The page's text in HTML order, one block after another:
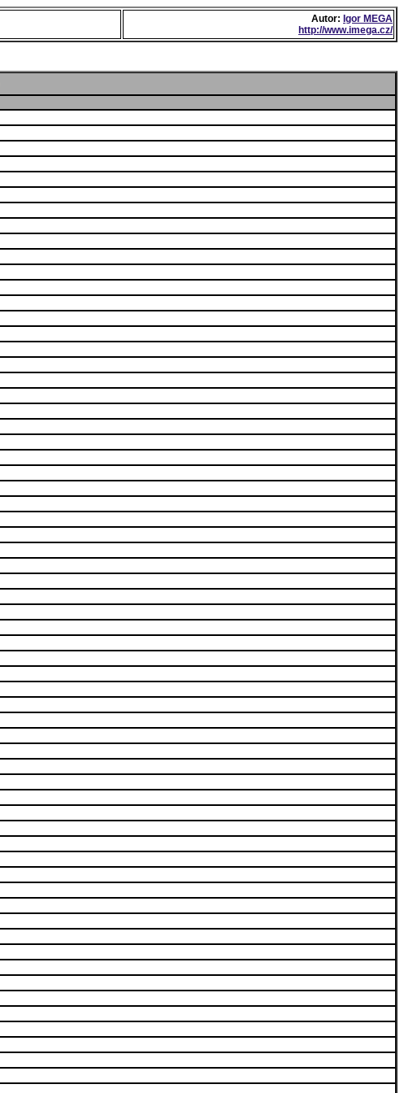
Autor: Igor MEGA
http://www.imega.cz/